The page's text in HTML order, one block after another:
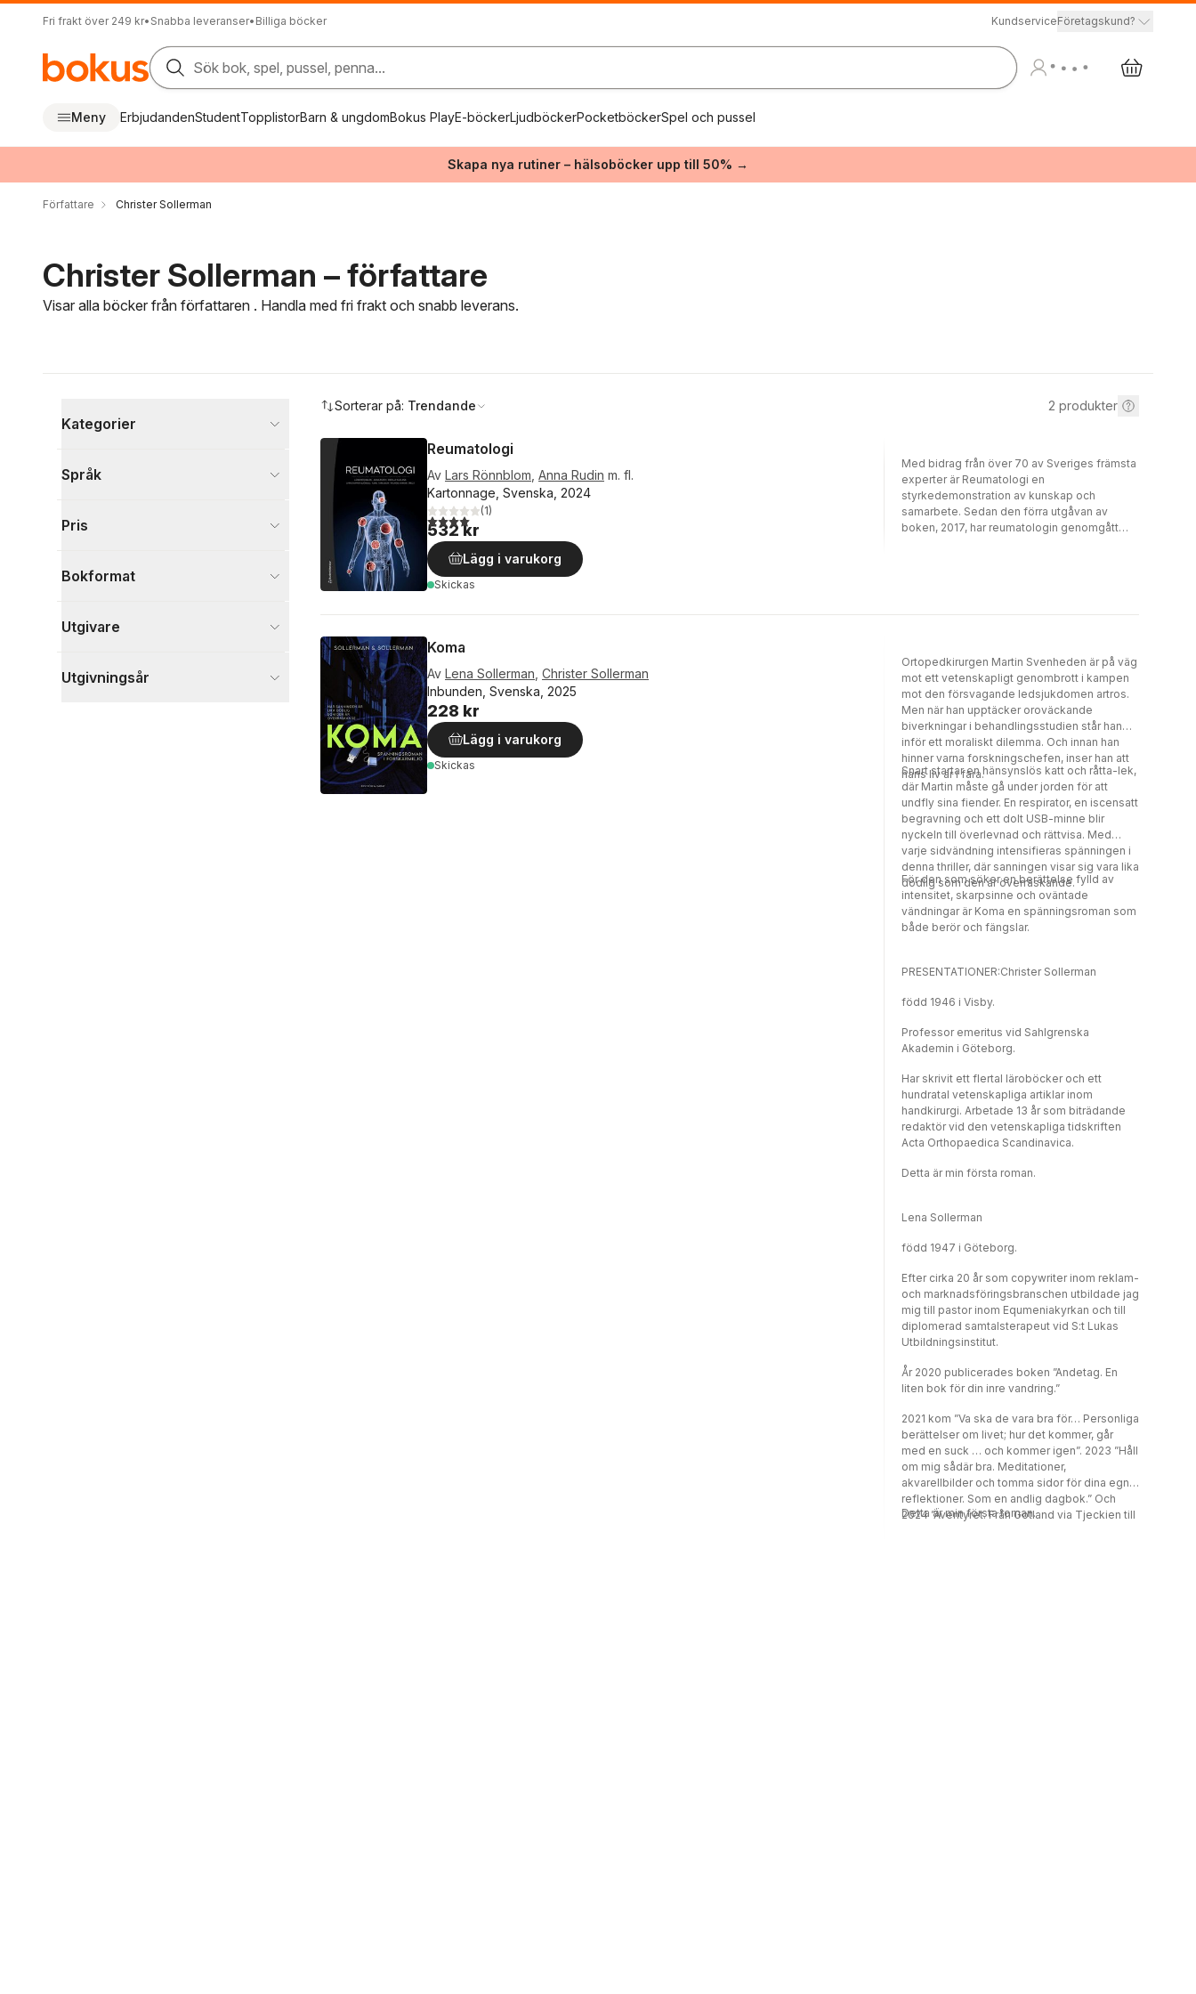
Fri frakt över 249 kr• Snabba leveranser• Billiga böcker KundserviceFöretagskund?
Sök bok, spel, pussel, penna...
Meny ErbjudandenStudentTopplistorBarn & ungdomBokus PlayE-böckerLjudböckerPocketböckerSpel och pussel
Skapa nya rutiner – hälsoböcker upp till 50% →
Författare Christer Sollerman
Christer Sollerman – författare
Visar alla böcker från författaren . Handla med fri frakt och snabb leverans.
Kategorier
Visa fler
Språk
Pris
Bokformat
Utgivare
Utgivningsår
Sorterar på: Trendande 2 produkter
Reumatologi
Av Lars Rönnblom Anna Rudin m. fl.
Kartonnage, Svenska, 2024
4,0utav 5 stjärnor. Totalt antal röster:
(1)
532 kr
Lägg i varukorg
Skickas
Med bidrag från över 70 av Sveriges främsta
experter är Reumatologi en
styrkedemonstration av kunskap och
samarbete. Sedan den förra utgåvan av
boken, 2017, har reumatologin genomgått
från tidigare versioner och kombinerar det
med de senaste rönen. Boken erbjuder en
grundlig genomgång av allt från
diagnosmetoder och behandlingsalternativ
till komplikationer och patienthantering. Här
finner läsaren också nyttig information om
bild- och laboratoriediagnostik,
immunbehandling, graviditet och
kardiovaskulära risker.Reumatologi vänder
sig till blivande läkare och ST-läkare i
reumatologi, men också till färdiga
specialister inom alla de specialiteter där
man möter patienter med reumatisk sjukdom.
Vidare är boken en värdefull kunskapskälla
för sjuksköterskor, fysioterapeuter och
arbetsterapeuter. Den är en oumbärlig guide
på varje mottagning som möter patienter
med reumatisk sjukdom, för att säkerställa
Koma
Av Lena Sollerman Christer Sollerman
Inbunden, Svenska, 2025
228 kr
Lägg i varukorg
Skickas
Ortopedkirurgen Martin Svenheden är på väg
mot ett vetenskapligt genombrott i kampen
mot den försvagande ledsjukdomen artros.
Men när han upptäcker oroväckande
biverkningar i behandlingsstudien står han
inför ett moraliskt dilemma. Och innan han
hinner varna forskningschefen, inser han att
hans liv är i fara.
Snart startar en hänsynslös katt och råtta-lek,
där Martin måste gå under jorden för att
undfly sina fiender. En respirator, en iscensatt
begravning och ett dolt USB-minne blir
nyckeln till överlevnad och rättvisa. Med
varje sidvändning intensifieras spänningen i
denna thriller, där sanningen visar sig vara lika
dödlig som den är överraskande.
För den som söker en berättelse fylld av
intensitet, skarpsinne och oväntade
vändningar är Koma en spänningsroman som
både berör och fängslar.
PRESENTATIONER:Christer Sollerman
född 1946 i Visby.
Professor emeritus vid Sahlgrenska
Akademin i Göteborg.
Har skrivit ett flertal läroböcker och ett
hundratal vetenskapliga artiklar inom
handkirurgi. Arbetade 13 år som biträdande
redaktör vid den vetenskapliga tidskriften
Acta Orthopaedica Scandinavica.
Detta är min första roman.
Lena Sollerman
född 1947 i Göteborg.
Efter cirka 20 år som copywriter inom reklam-
och marknadsföringsbranschen utbildade jag
mig till pastor inom Equmeniakyrkan och till
diplomerad samtalsterapeut vid S:t Lukas
Utbildningsinstitut.
År 2020 publicerades boken ”Andetag. En
liten bok för din inre vandring.”
2021 kom ”Va ska de vara bra för… Personliga
berättelser om livet; hur det kommer, går
med en suck … och kommer igen”. 2023 ”Håll
om mig sådär bra. Meditationer,
akvarellbilder och tomma sidor för dina egna
reflektioner. Som en andlig dagbok.” Och
2024 ”Äventyret. Från Gotland via Tjeckien till
Detta är min första roman.